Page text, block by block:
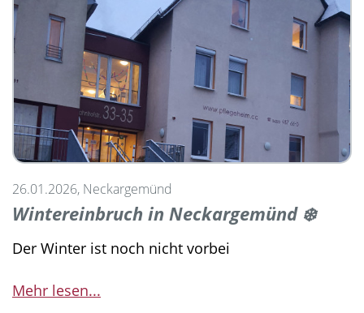
26.01.2026, Neckargemünd
Wintereinbruch in Neckargemünd ❄️
Der Winter ist noch nicht vorbei
Mehr lesen...